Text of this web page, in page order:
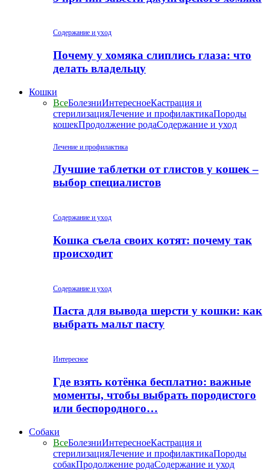
Содержание и уход
Почему у хомяка слиплись глаза: что
делать владельцу
Кошки
ВсеБолезниИнтересноеКастрация и
стерилизацияЛечение и профилактикаПороды
кошекПродолжение родаСодержание и уход
Лечение и профилактика
Лучшие таблетки от глистов у кошек –
выбор специалистов
Содержание и уход
Кошка съела своих котят: почему так
происходит
Содержание и уход
Паста для вывода шерсти у кошки: как
выбрать мальт пасту
Интересное
Где взять котёнка бесплатно: важные
моменты, чтобы выбрать породистого
или беспородного…
Собаки
ВсеБолезниИнтересноеКастрация и
стерилизацияЛечение и профилактикаПороды
собакПродолжение родаСодержание и уход